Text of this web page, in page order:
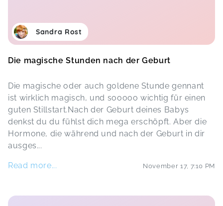
Sandra Rost
Die magische Stunden nach der Geburt
Die magische oder auch goldene Stunde gennant
ist wirklich magisch, und sooooo wichtig für einen
guten Stillstart.Nach der Geburt deines Babys
denkst du du fühlst dich mega erschöpft. Aber die
Hormone, die während und nach der Geburt in dir
ausges...
Read more... November 17, 7:10 PM